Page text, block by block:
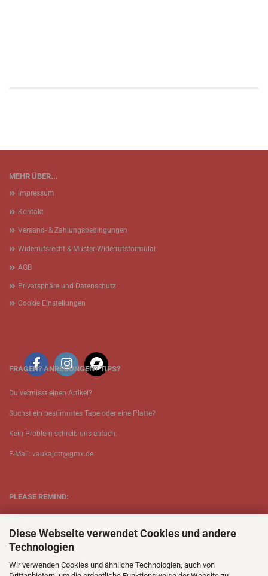
Diese Webseite verwendet Cookies und andere
Technologien
Wir verwenden Cookies und ähnliche Technologien, auch von
MEHR ÜBER...
Impressum
Kontakt
Versand- & Zahlungsbedingungen
Widerrufsrecht & Muster-Widerrufsformular
AGB
Privatsphäre und Datenschutz
Cookie Einstellungen
FRAGEN? ANREGUNGEN? TIPS?
Du vermisst einen Artikel?
Suchst ein bestimmtes Tape oder eine Platte?
Kein Problem schreib uns enfach.
E-Mail: vaukajott@gmx.de
PLEASE REMIND:
Be patient when ordering.
Your records will be send asap.